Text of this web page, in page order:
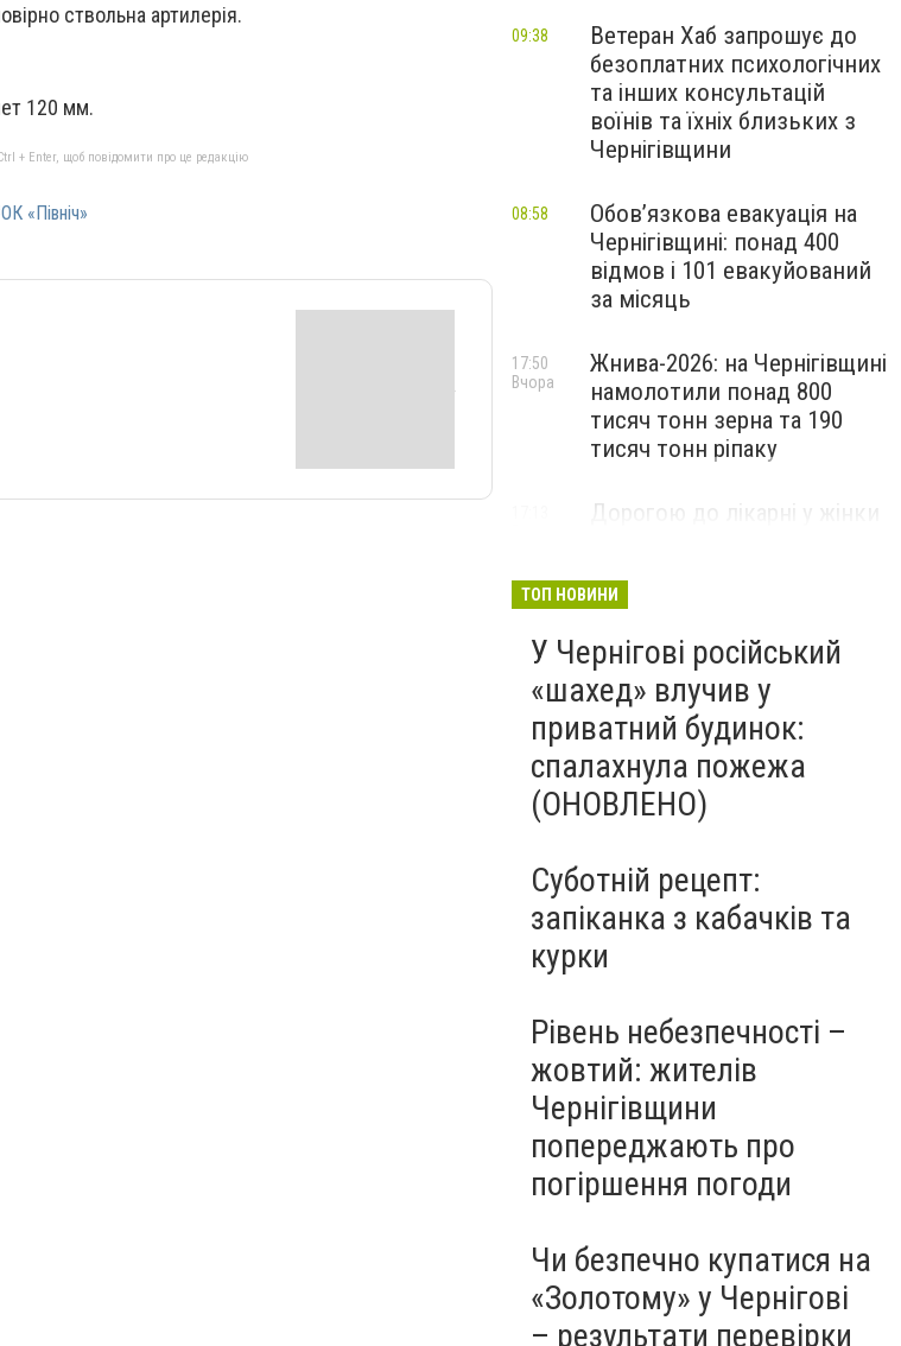
ствольна артилерія.
120 мм.
+ Enter, щоб повідомити про це редакцію
«Північ»
Ветеран Хаб запрошує до
безоплатних психологічних
та інших консультацій
воїнів та їхніх близьких з
Чернігівщини
09:38
Обов’язкова евакуація на
Чернігівщині: понад 400
відмов і 101 евакуйований
за місяць
08:58
Жнива-2026: на Чернігівщині
намолотили понад 800
тисяч тонн зерна та 190
тисяч тонн ріпаку
17:50
Вчора
Дорогою до лікарні у жінки
реанімували пацієнтку
ТОП НОВИНИ
У Чернігові російський
«шахед» влучив у
приватний будинок:
спалахнула пожежа
(ОНОВЛЕНО)
Суботній рецепт:
запіканка з кабачків та
курки
Рівень небезпечності –
жовтий: жителів
Чернігівщини
попереджають про
погіршення погоди
Чи безпечно купатися на
«Золотому» у Чернігові
– результати перевірки